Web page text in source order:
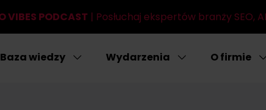
VIBES PODCAST | Posłuchaj ekspertów branży SEO,
Baza wiedzy Wydarzenia O firmie